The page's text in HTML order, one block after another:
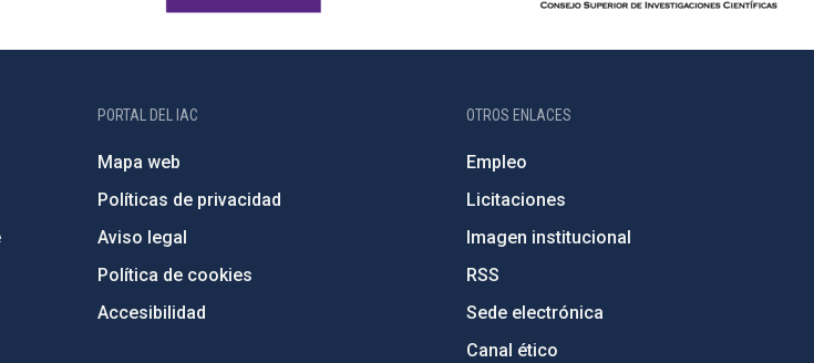
PORTAL DEL IAC
Mapa web
Políticas de privacidad
Aviso legal
Política de cookies
Accesibilidad
OTROS ENLACES
Empleo
Licitaciones
Imagen institucional
RSS
Sede electrónica
Canal ético